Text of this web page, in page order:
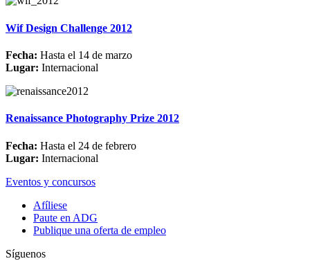
Wif Design Challenge 2012
Fecha: Hasta el 14 de marzo
Lugar: Internacional
Renaissance Photography Prize 2012
Fecha: Hasta el 24 de febrero
Lugar: Internacional
Eventos y concursos
Afíliese
Paute en ADG
Publique una oferta de empleo
Síguenos